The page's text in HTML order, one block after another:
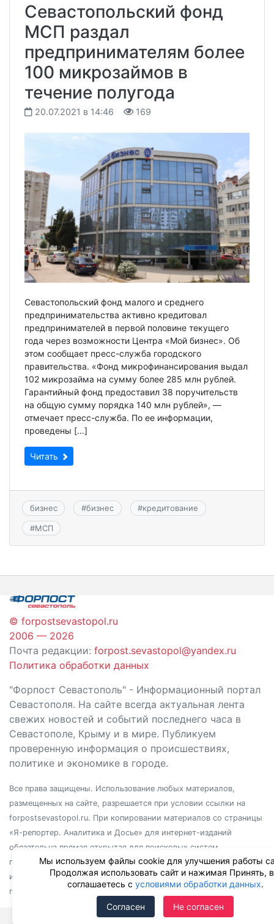
Севастопольский фонд
МСП раздал
предпринимателям более
100 микрозаймов в
течение полугода
20.07.2021 в 14:46 169
Севастопольский фонд малого и среднего
предпринимательства активно кредитовал
предпринимателей в первой половине текущего
года через возможности Центра «Мой бизнес». Об
этом сообщает пресс-служба городского
правительства. «Фонд микрофинансирования выдал
102 микрозайма на сумму более 285 млн рублей.
Гарантийный фонд предоставил 38 поручительств
на общую сумму порядка 140 млн рублей», —
отмечает пресс-служба. По ее информации,
проведены […]
Читать
бизнес #бизнес #кредитование
#МСП
© forpostsevastopol.ru
2006 — 2026
Почта редакции: forpost.sevastopol@yandex.ru
Политика обработки данных
"Форпост Севастополь" - Информационный портал
Севастополя. На сайте всегда актуальная лента
свежих новостей и событий последнего часа в
Севастополе, Крыму и в мире. Публикуем
проверенную информация о происшествиях,
политике и экономике в городе.
Все права защищены. Использование любых материалов,
размещенных на сайте, разрешается при условии ссылки на
forpostsevastopol.ru. При копировании материалов со страницы
«Я-репортер. Аналитика и Досье» для интернет-изданий
обязательна прямая открытая для поисковых систем
гиперссылка. Независимо от полного или частичного
использования материалов, ссылка должна быть размещена в
подзаголовке или первом абзаце материала.
Мы используем файлы cookie для улучшения работы
Продолжая использовать сайт и нажимая Принять,
соглашаетесь с условиями обработки данных.
Согласен Не согласен